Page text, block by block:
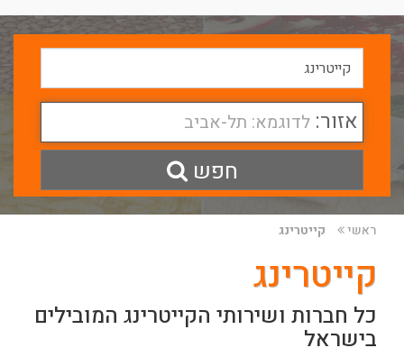
אזור: לדוגמא: תל-אביב
חפש
ראשי קייטרינג
קייטרינג
כל חברות ושירותי הקייטרינג המובילים
בישראל